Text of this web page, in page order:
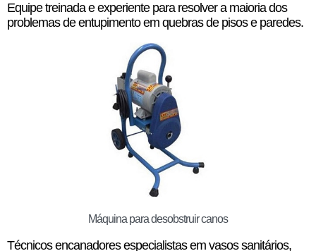
Equipe treinada e experiente para resolver a maioria dos
problemas de entupimento em quebras de pisos e paredes.
Máquina para desobstruir canos
Técnicos encanadores especialistas em vasos sanitários,